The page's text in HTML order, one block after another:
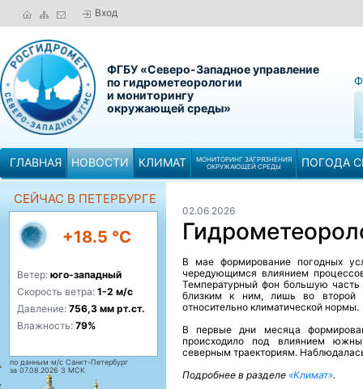
Вход
ФГБУ «Северо-Западное управление
по гидрометеорологии
и мониторингу
окружающей среды»
ГЛАВНАЯ НОВОСТИ КЛИМАТ
МОНИТОРИНГ ЗАГРЯЗНЕНИЯ
ОКРУЖАЮЩЕЙ СРЕДЫ
ПОГОДА
СЕЙЧАС В ПЕТЕРБУРГЕ
+18.5 °C
Ветер: юго-западный
Скорость ветра: 1-2 м/с
Давление: 756,3 мм рт.ст.
Влажность: 79%
по данным м/с Санкт-Петербург
за 07.08.2026 3 МСК
02.06 2026
В мае формирование погодных
чередующимся влиянием
Температурный фон большую
близким к ним, лишь во второй
относительно климатической нормы.
В первые дни месяца
происходило под влиянием
северным траекториям.
Подробнее в разделе «Климат».